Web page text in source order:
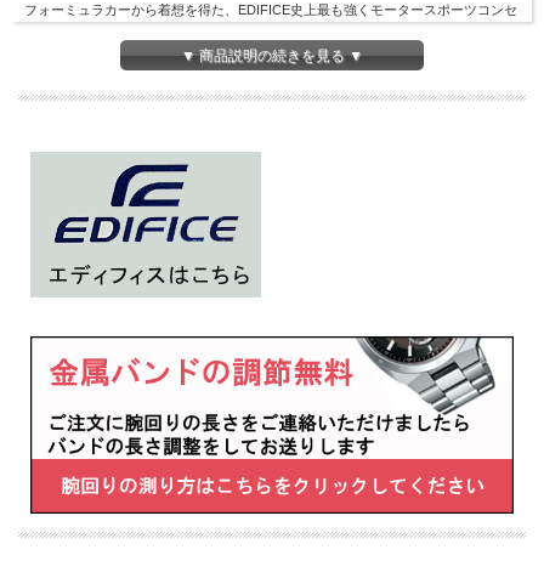
フォーミュラカーから着想を得た、EDIFICE史上最も強くモータースポーツコンセ
EDIFICE初のカーボン強化樹脂ケースを採用し、デザインにおいても素材において
要な機能を実現しています
また、アラームやタイマーの30分前からカウントダウンを小針で表示、タフソーラ
ーやダブルLEDライトなども搭載
傷付きにくいサファイアガラスも採用しメカニックにとって使い勝手の良い製品に
仕上げました
■１０気圧防水
■フルオートカレンダー
■幅47.8mm×厚み10.8mm×重さ136g
・メタルバンド（ステンレスムクバンド）
・ワンプッシュ三つ折れ式中留
・バンド装着可能サイズ：150～205mm
・モバイルリンク機能（対応携帯電話とのBluetooth通信による機能連動）
・「CASIO WATCHES」対応
・アプリ連携機能
▼ 商品説明の続きを見る ▼